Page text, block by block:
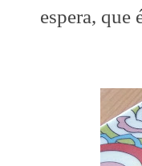
espera, que